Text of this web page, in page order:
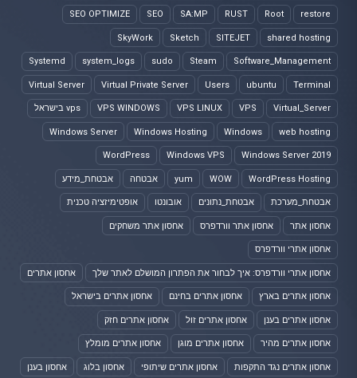
restore
Root
RUST
SA:MP
SEO
SEO OPTIMIZE
shared hosting
SITEJET
Sketch
SkyWork
Software_Management
Steam
sudo
system_logs
Systemd
Terminal
ubuntu
Users
Virtual Private Server
Virtual Server
Virtual_Server
VPS
VPS LINUX
VPS WINDOWS vps בישראל
web hosting
Windows
Windows Hosting
Windows Server
Windows Server 2019
Windows VPS
WordPress
WordPress Hosting
WOW
yum אבטחה אבטחת_מידע
אבטחת_מערכת אבטחת_נתונים אובונטו אופטימיזציה טכנית
אחסון אתר אחסון אתר וורדפרס אחסון אתר משחקים
אחסון אתרי וורדפרס
אחסון אתרי וורדפרס: איך לבחור את הפתרון המושלם לאתר שלך אחסון אתרים
אחסון אתרים בארץ אחסון אתרים בחינם אחסון אתרים בישראל
אחסון אתרים בענן אחסון אתרים זול אחסון אתרים חזק
אחסון אתרים מהיר אחסון אתרים מוגן אחסון אתרים מומלץ
אחסון אתרים נגד התקפות אחסון אתרים שיתופי אחסון בלוג אחסון בענן